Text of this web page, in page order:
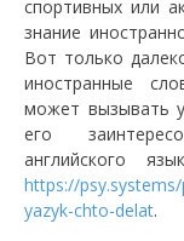
спортивных или
знание
Вот только
иностранные
может вызывать
его
английского
https://
yazyk-chto-delat.